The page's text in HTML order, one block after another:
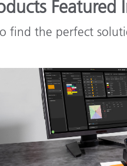
Featured
find the perfect